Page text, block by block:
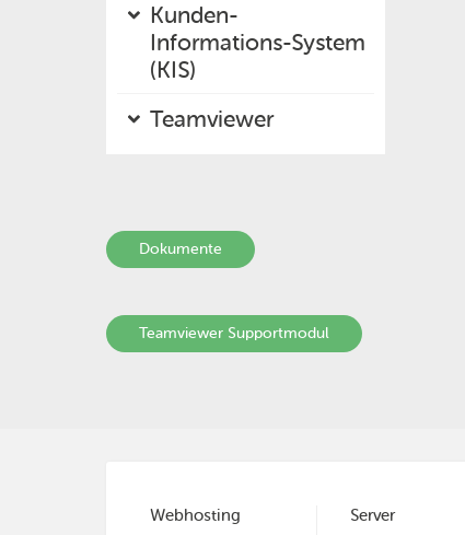
Kunden-
Informations-System
(KIS)
Teamviewer
Dokumente
Teamviewer Supportmodul
Webhosting Server